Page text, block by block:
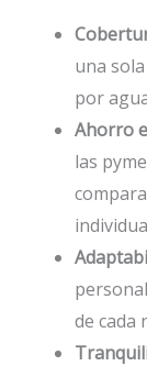
una
por
Ahorro
las
de cada